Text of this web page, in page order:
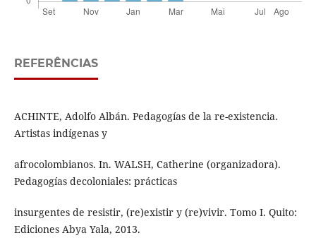
REFERÊNCIAS
ACHINTE, Adolfo Albán. Pedagogías de la re-existencia.
Artistas indígenas y
afrocolombianos. In. WALSH, Catherine (organizadora).
Pedagogías decoloniales: prácticas
insurgentes de resistir, (re)existir y (re)vivir. Tomo I. Quito:
Ediciones Abya Yala, 2013.